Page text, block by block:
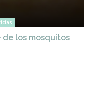
los mosquitos